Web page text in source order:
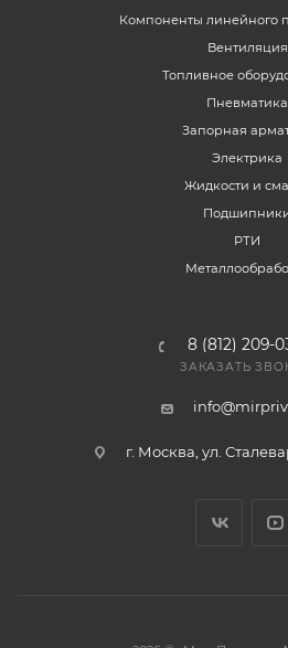
Компоненты линейного
Вентиляция
Топливное
Пневматика
Запорная
Электрика
Жидкости и
РТИ
8 (812) 209-
ЗАКАЗАТЬ
г. Москва, ул.